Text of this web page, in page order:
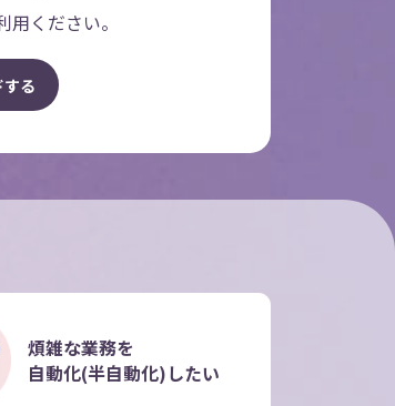
ください。
する
煩雑な業務を
自動化(半自動化)したい